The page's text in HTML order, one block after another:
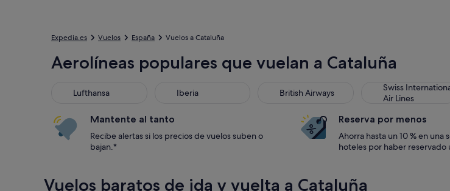
Expedia.es Vuelos España Vuelos a Cataluña
Aerolíneas populares que vuelan a Cataluña
Lufthansa Iberia British Airways
Swiss
Air Lines
Mantente al tanto
Recibe alertas si los precios de vuelos suben o
bajan.*
Reserva por menos
Ahorra hasta un 10 % en una
hoteles por haber reservado
Vuelos baratos de ida y vuelta a Cataluña